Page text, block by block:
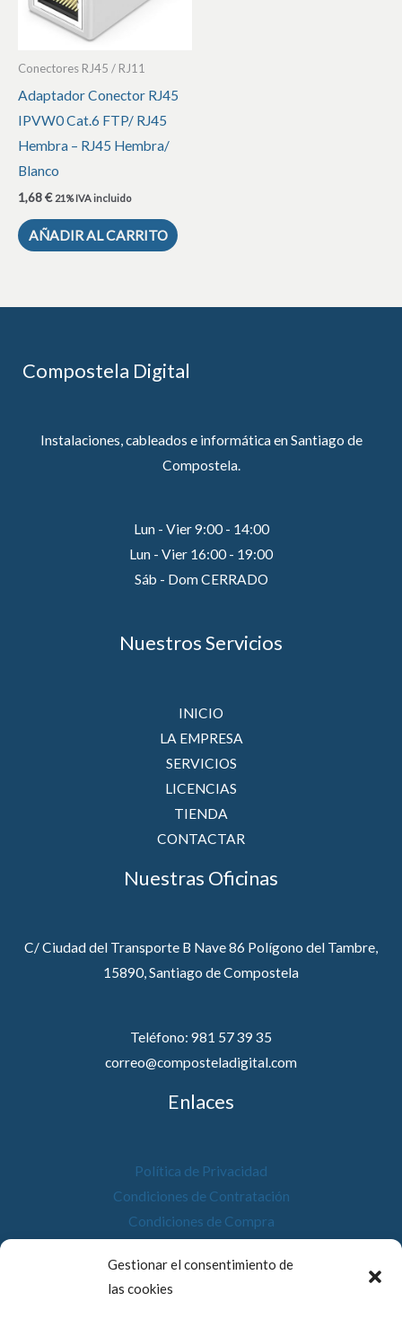
Gestionar el consentimiento de
las cookies
Conectores RJ45 / RJ11
Adaptador Conector RJ45
IPVW0 Cat.6 FTP/ RJ45
Hembra – RJ45 Hembra/
Blanco
1,68€ 21% IVA incluido
AÑADIR AL CARRITO
Compostela Digital
Instalaciones, cableados e informática en Santiago de
Compostela.
Lun - Vier 9:00 - 14:00
Lun - Vier 16:00 - 19:00
Sáb - Dom CERRADO
Nuestros Servicios
INICIO
LA EMPRESA
SERVICIOS
LICENCIAS
TIENDA
CONTACTAR
Nuestras Oficinas
C/ Ciudad del Transporte B Nave 86 Polígono del Tambre,
15890, Santiago de Compostela
Teléfono: 981 57 39 35
correo@composteladigital.com
Enlaces
Política de Privacidad
Condiciones de Contratación
Condiciones de Compra
Política de Cookies
Accesibilidad